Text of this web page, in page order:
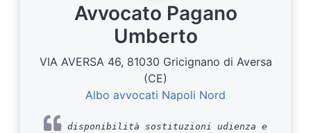
Avvocato Pagano
Umberto
VIA AVERSA 46, 81030 Gricignano di Aversa
(CE)
Albo avvocati Napoli Nord
disponibilità sostituzioni udienza e